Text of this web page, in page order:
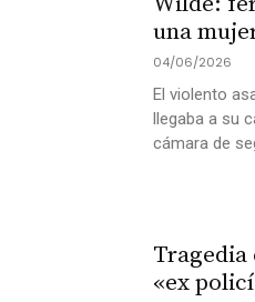
una
04/06/2026
El violento
llegaba a su
cámara de
Tragedia
«ex